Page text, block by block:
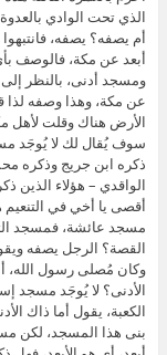
الذي تحت الوادي
أم يصفه؟ يصفه،
أبعد عن مكة، فالوصف
ومسجد أدنى، بالنظر
عن مكة، وهذا وصفه لذا
الأرض هناك وقلت لأهل
سوف يُقال لك لا يُوجَد
ذكره ابن جريج وذكره
الواقدي – هؤلاء
أقصى يا أخي في
مسجد عائشة، فمسجد
القصة؟ الرجل يصفه
وكان مُصلى رسول الله،
الأدنى؟ لا يُوجَد مسجد
الكعبة، يقول أما ذاك
بنى هذا المسجد، لكن